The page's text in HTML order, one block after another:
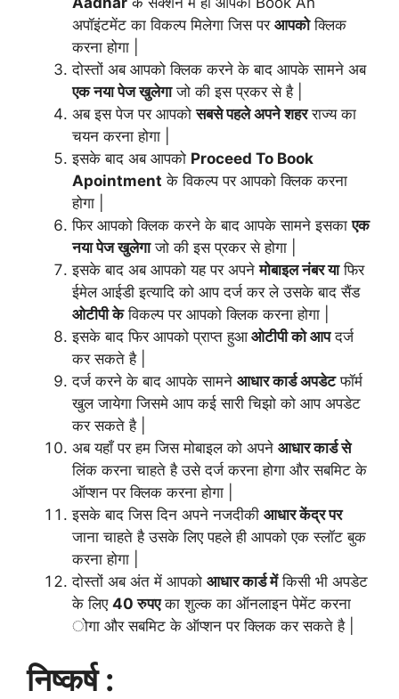
अपॉइंटमेंट का विकल्पमिलेगा जिस पर आपकोक्लिक
करना होगा |
दोस्तों अब आपको क्लिक करने के बाद आपके सामने अब
एक नया पेज खुलेगाजो की इस प्रकर से है |
अब इस पेज पर आपकोसबसे पहले अपने शहरराज्य का
चयन करना होगा |
इसके बाद अब आपको Proceed To Book
Apointment के विकल्प पर आपको क्लिक करना
होगा |
फिर आपको क्लिक करने के बाद आपके सामने इसकाएक
नया पेज खुलेगाजो की इस प्रकर से होगा |
इसके बाद अब आपको यह पर अपनेमोबाइल नंबर याफिर
ईमेल आईडी इत्यादि को आप दर्ज कर ले उसके बाद सैंड
ओटीपी केविकल्प पर आपको क्लिक करना होगा |
इसके बाद फिर आपको प्राप्त हुआओटीपी को आपदर्ज
कर सकते है |
दर्ज करने के बाद आपके सामने आधार कार्ड अपडेटफॉर्म
खुल जायेगा जिसमे आप कई सारी चिझो को आप अपडेट
कर सकते है |
अब यहाँ पर हम जिस मोबाइल को अपने आधार कार्ड से
लिंक करना चाहते है उसे दर्ज करना होगा और सबमिट के
ऑप्शन पर क्लिक करना होगा |
इसके बाद जिस दिन अपने नजदीकी आधार केंद्र पर
जाना चाहते है उसके लिए पहले ही आपको एक स्लॉट बुक
करना होगा |
दोस्तों अब अंत में आपको आधार कार्ड मेंकिसी भी अपडेट
के लिए 40 रुपएका शुल्क का ऑनलाइन पेमेंट करना
ोगा और सबमिट के ऑप्शन पर क्लिक कर सकते है |
निष्कर्ष :